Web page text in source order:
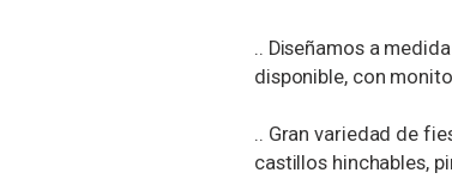
.. Diseñamos a
disponible, con
.. Gran variedad de
castillos hinchables,